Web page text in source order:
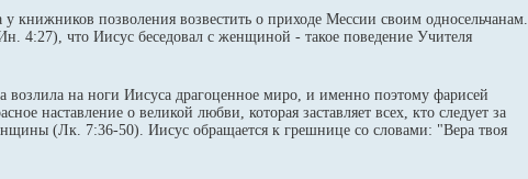
книжников позволения возвестить о приходе Мессии своим односельчанам.
4:27), что Иисус беседовал с женщиной - такое поведение Учителя
на ноги Иисуса драгоценное миро, и именно поэтому фарисей
наставление о великой любви, которая заставляет всех, кто следует за
(Лк. 7:36-50). Иисус обращается к грешнице со словами: "Вера твоя